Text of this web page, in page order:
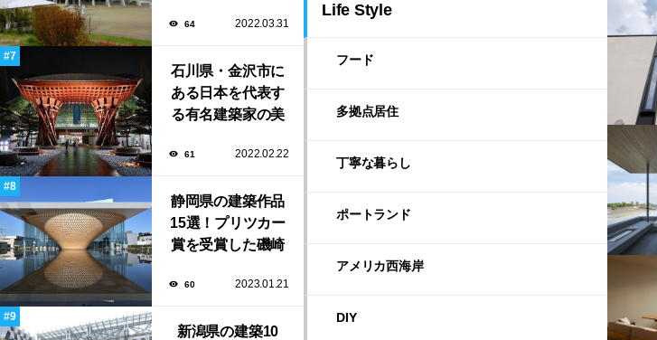
品13選
64 2022.03.31
石川県・金沢市に
ある日本を代表す
る有名建築家の美
61 2022.02.22
静岡県の建築作品
15選！プリツカー
賞を受賞した磯崎
建築家が手掛けた
数！
60 2023.01.21
新潟県の建築10
Life Style
フード
多拠点居住
丁寧な暮らし
ポートランド
アメリカ西海岸
DIY